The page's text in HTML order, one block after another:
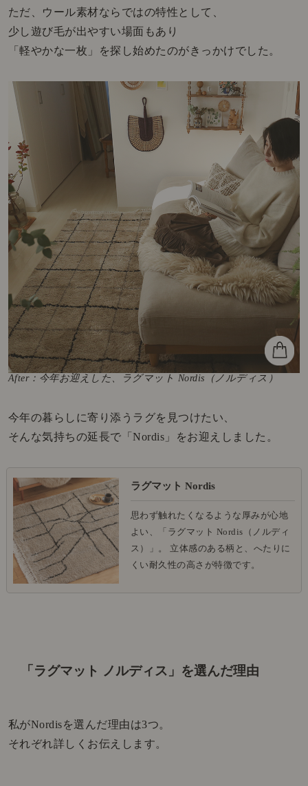
ただ、ウール素材ならではの特性として、
少し遊び毛が出やすい場面もあり
「軽やかな一枚」を探し始めたのがきっかけでした。
After：今年お迎えした、ラグマット Nordis（ノルディス）
今年の暮らしに寄り添うラグを見つけたい、
そんな気持ちの延長で「Nordis」をお迎えしました。
ラグマット Nordis
思わず触れたくなるような厚みが心地
よい、「ラグマット Nordis（ノルディ
ス）」。 立体感のある柄と、へたりに
くい耐久性の高さが特徴です。
「ラグマット ノルディス」を選んだ理由
私がNordisを選んだ理由は3つ。
それぞれ詳しくお伝えします。